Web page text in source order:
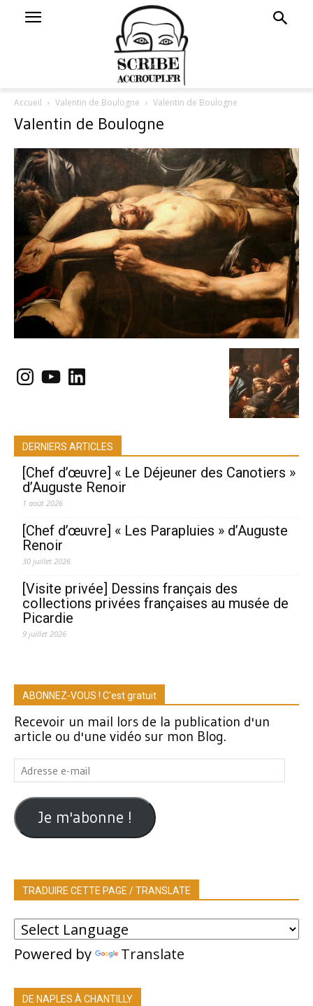
Accueil Valentin de Boulogne Valentin de Boulogne
Valentin de Boulogne
Instagram
YouTubeLinkedIn
DERNIERS ARTICLES
[Chef d’œuvre] « Le Déjeuner des Canotiers »
d’Auguste Renoir
1 août 2026
[Chef d’œuvre] « Les Parapluies » d’Auguste
Renoir
30 juillet 2026
[Visite privée] Dessins français des
collections privées françaises au musée de
Picardie
9 juillet 2026
ABONNEZ-VOUS ! C'est gratuit
Recevoir un mail lors de la publication d'un
article ou d'une vidéo sur mon Blog.
Adresse
e-
mail
Je m'abonne !
TRADUIRE CETTE PAGE / TRANSLATE
Powered by Translate
DE NAPLES À CHANTILLY